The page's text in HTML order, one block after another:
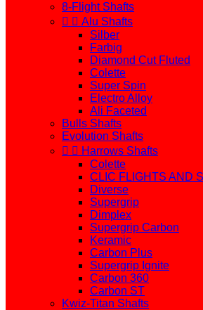
8-Flight Shafts
  Alu Shafts
Silber
Farbig
Diamond Cut Fluted
Colette
Super Spin
Electro Alloy
Ali Faceted
Bulls Shafts
Evolution Shafts
  Harrows Shafts
Colette
CLIC FLIGHTS AND
Diverse
Supergrip
Dimplex
Supergrip Carbon
Keramic
Carbon Plus
Supergrip Ignite
Carbon 360
Carbon ST
Kwiz-Titan Shafts